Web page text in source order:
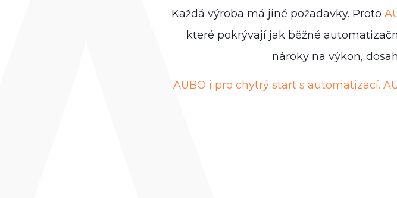
Každá výroba má jiné požadavky. Proto
které pokrývají jak běžné
nároky na výkon,
AUBO i pro chytrý start s automatizací.